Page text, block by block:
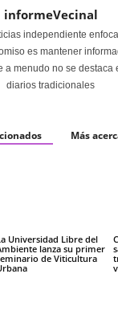
informeVecinal
independiente
es mantener
a menudo no se destaca
diarios tradicionales
Más
Universidad Libre del
lanza su primer
de Viticultura